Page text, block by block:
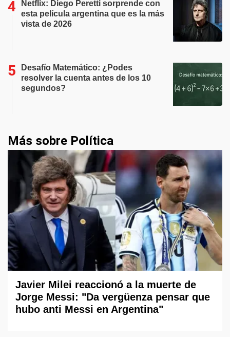
Netflix: Diego Peretti sorprende con
esta película argentina que es la más
vista de 2026
Desafío Matemático: ¿Podes
resolver la cuenta antes de los 10
segundos?
Más sobre Política
Javier Milei reaccionó a la muerte de
Jorge Messi: "Da vergüenza pensar que
hubo anti Messi en Argentina"